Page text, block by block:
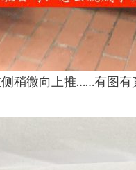
稍微向上推……有图